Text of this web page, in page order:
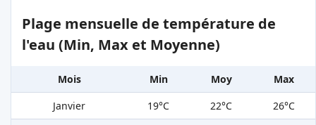
Plage mensuelle de température de
l'eau (Min, Max et Moyenne)
Mois Min Moy
Max
Janvier
19°C 22°C
26°C